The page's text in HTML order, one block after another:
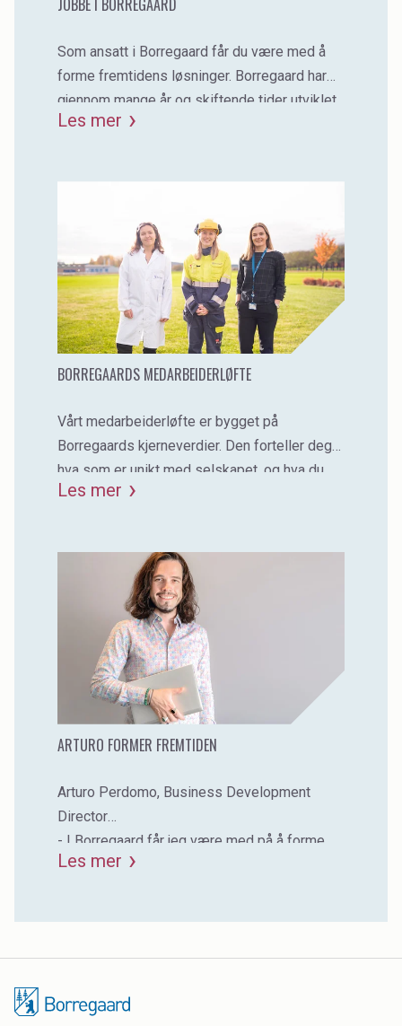
JOBBE I BORREGAARD
Som ansatt i Borregaard får du være med å
forme fremtidens løsninger. Borregaard har
gjennom mange år og skiftende tider utviklet
en sterk bedriftskultur som bidrar til felles
Les mer
BORREGAARDS MEDARBEIDERLØFTE
Vårt medarbeiderløfte er bygget på
Borregaards kjerneverdier. Den forteller deg
hva som er unikt med selskapet, og hva du
kan forvente deg som ansatt i Borregaard.
Les mer
ARTURO FORMER FREMTIDEN
Arturo Perdomo, Business Development
Director
- I Borregaard får jeg være med på å forme
fremtiden og gjøre en forskjell.
Les mer